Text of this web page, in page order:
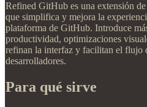
Refined GitHub es una extensión
que simplifica y mejora la
plataforma de GitHub. Introduce
productividad, optimizaciones
refinan la interfaz y facilitan el flujo
desarrolladores.
Para qué sirve